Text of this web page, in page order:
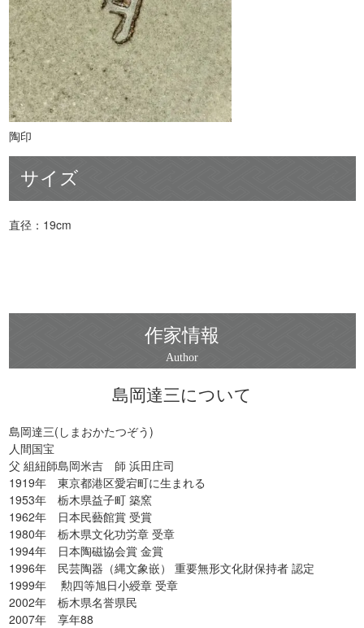
陶印
サイズ
直径：19cm
作家情報
島岡達三について
島岡達三(しまおかたつぞう)
人間国宝
父 組紐師島岡米吉 師 浜田庄司
1919年 東京都港区愛宕町に生まれる
1953年 栃木県益子町 築窯
1962年 日本民藝館賞 受賞
1980年 栃木県文化功労章 受章
1994年 日本陶磁協会賞 金賞
1996年 民芸陶器（縄文象嵌） 重要無形文化財保持者 認定
1999年 勲四等旭日小綬章 受章
2002年 栃木県名誉県民
2007年 享年88